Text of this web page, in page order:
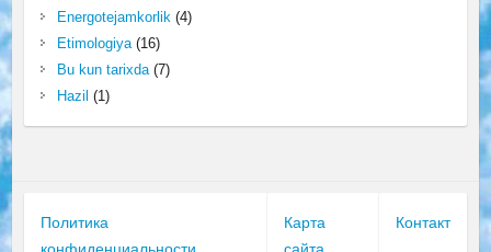
Energotejamkorlik(4)
Etimologiya(16)
Bu kun tarixda(7)
Hazil (1)
Политика
Карта
Контакт